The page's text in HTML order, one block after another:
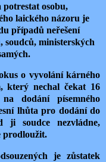
potrestat osobu,
laického názoru je
případů neřešení
soudců, ministerských
o vyvolání kárného
který nechal čekat 16
dodání písemného
lhůta pro dodání do
ji soudce nezvládne,
prodloužit.
je zůstatek